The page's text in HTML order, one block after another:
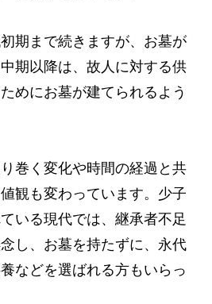
期まで続きますが、お墓が
期以降は、故人に対する供
めにお墓が建てられるよう
巻く変化や時間の経過と共
観も変わっています。少子
いる現代では、継承者不足
し、お墓を持たずに、永代
などを選ばれる方もいらっ